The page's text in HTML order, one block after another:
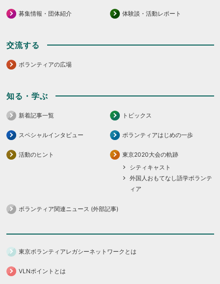
募集情報・団体紹介 体験談・活動レポート
交流する
ボランティアの広場
知る・学ぶ
新着記事一覧 トピックス
スペシャルインタビュー ボランティアはじめの一歩
活動のヒント
東京2020大会の軌跡
シティキャスト
外国人おもてなし語学ボランテ
ィア
ボランティア関連ニュース (外部記事)
東京ボランティアレガシーネットワークとは
VLNポイントとは